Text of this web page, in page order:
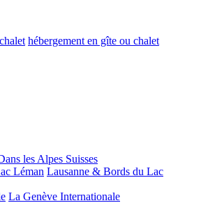
hébergement en gîte ou chalet
les Alpes Suisses
Léman Lausanne & Bords du Lac
La Genève Internationale